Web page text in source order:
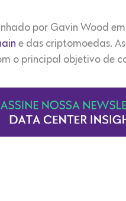
por Gavin Wood
e das criptomoedas.
o principal objetivo de